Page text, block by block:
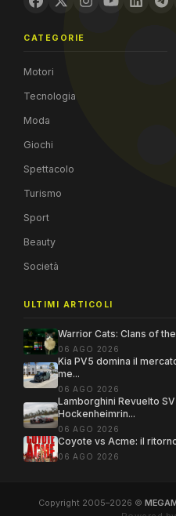
CATEGORIE
Motori
Tecnologia
Moda
Giochi
Spettacolo
Turismo
Sport
Beauty
Società
ULTIMI ARTICOLI
Warrior Cats: Clans of
06 AGO 2026
Kia PV5 domina il
me...
06 AGO 2026
Lamborghini Revuelto
Hockenheimrin...
06 AGO 2026
Coyote vs Acme: il
06 AGO 2026
Copyright 2005–2026 ©